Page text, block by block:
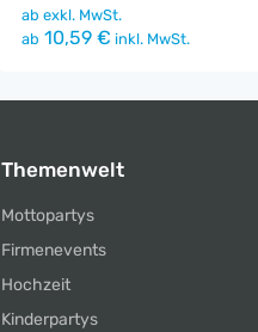
ab exkl. MwSt.
ab 10,59 € inkl. MwSt.
Themenwelt
Mottopartys
Firmenevents
Hochzeit
Kinderpartys